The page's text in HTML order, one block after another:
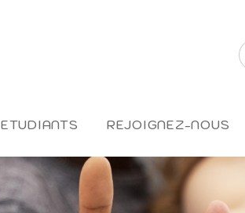
ETUDIANTS REJOIGNEZ-NOUS